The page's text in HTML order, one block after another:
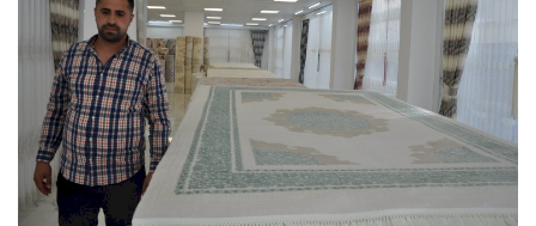
Ekonomi
Yaşam
Spor
EĞİTİM